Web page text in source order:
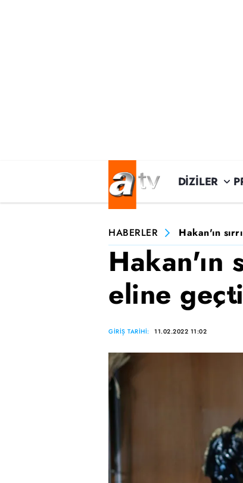
DİZİLER
HABERLER Hakan'ın
Hakan'ın
eline geçti
GİRİŞ TARİHİ: 11.02.2022 11:02